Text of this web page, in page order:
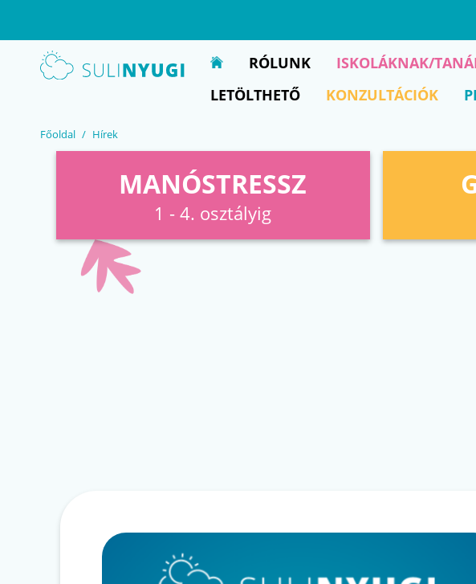
RÓLUNK ISKOLÁKNAK/
LETÖLTHETŐ
KONZULTÁCIÓK
Főoldal Hírek
MANÓSTRESSZ
1 - 4. osztályig